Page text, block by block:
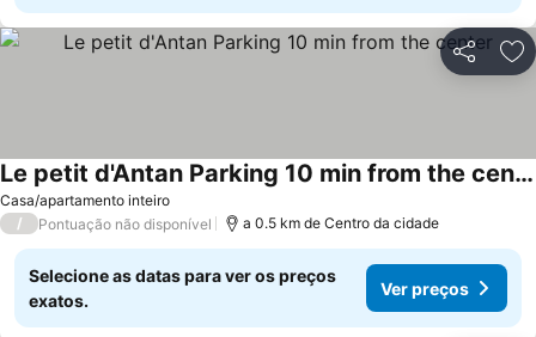
Partilhar
Casa/apartamento inteiro
Le petit d'Antan Parking 10 min from the center
/ Pontuação não disponível a 0.5 km de Centro da cidade
Selecione as datas para ver os preços
exatos.
Ver preços